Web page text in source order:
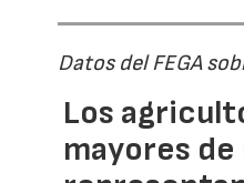
Datos del FEGA
Los
mayores de